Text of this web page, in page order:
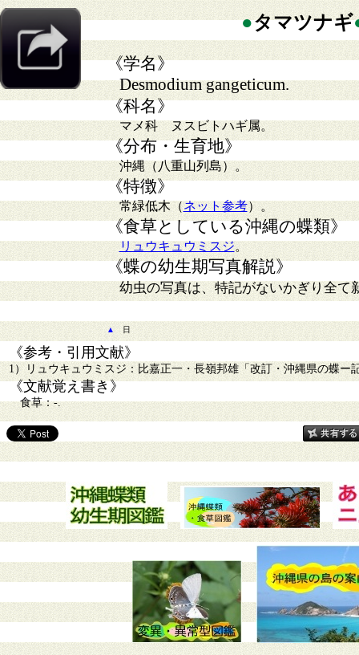
●タマツナギ
《学名》
Desmodium gangeticum.
《科名》
マメ科 ヌスビトハギ属。
《分布・生育地》
沖縄（八重山列島）。
《特徴》
常緑低木（ネット参考）。
《食草としている沖縄の蝶類》
リュウキュウミスジ。
《蝶の幼生期写真解説》
幼虫の写真は、特記がないかぎり全て
▲ 日
《参考・引用文献》
1）リュウキュウミスジ：比嘉正一・長嶺邦雄「改訂・沖縄県の蝶ー
《文献覚え書き》
食草：-.